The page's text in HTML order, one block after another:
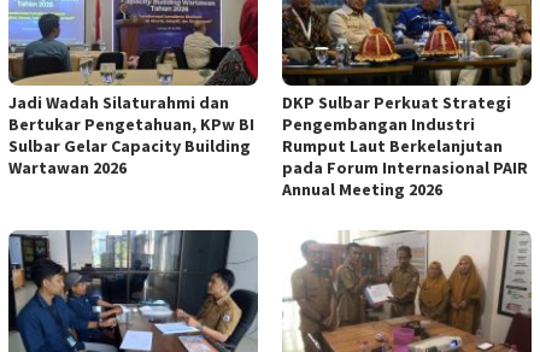
Jadi Wadah Silaturahmi dan
Bertukar Pengetahuan, KPw BI
Sulbar Gelar Capacity Building
Wartawan 2026
DKP Sulbar Perkuat Strategi
Pengembangan Industri
Rumput Laut Berkelanjutan
pada Forum Internasional PAIR
Annual Meeting 2026